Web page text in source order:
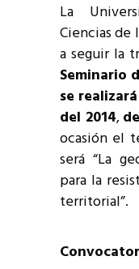
La
Ciencias de
a seguir la
Seminario
se
del 2014,
ocasión el
será “La
para la
territorial”.